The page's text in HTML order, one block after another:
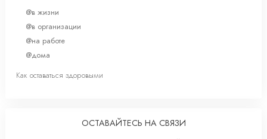
@в жизни
@в организации
@на работе
@дома
Как оставаться здоровыми
ОСТАВАЙТЕСЬ НА СВЯЗИ